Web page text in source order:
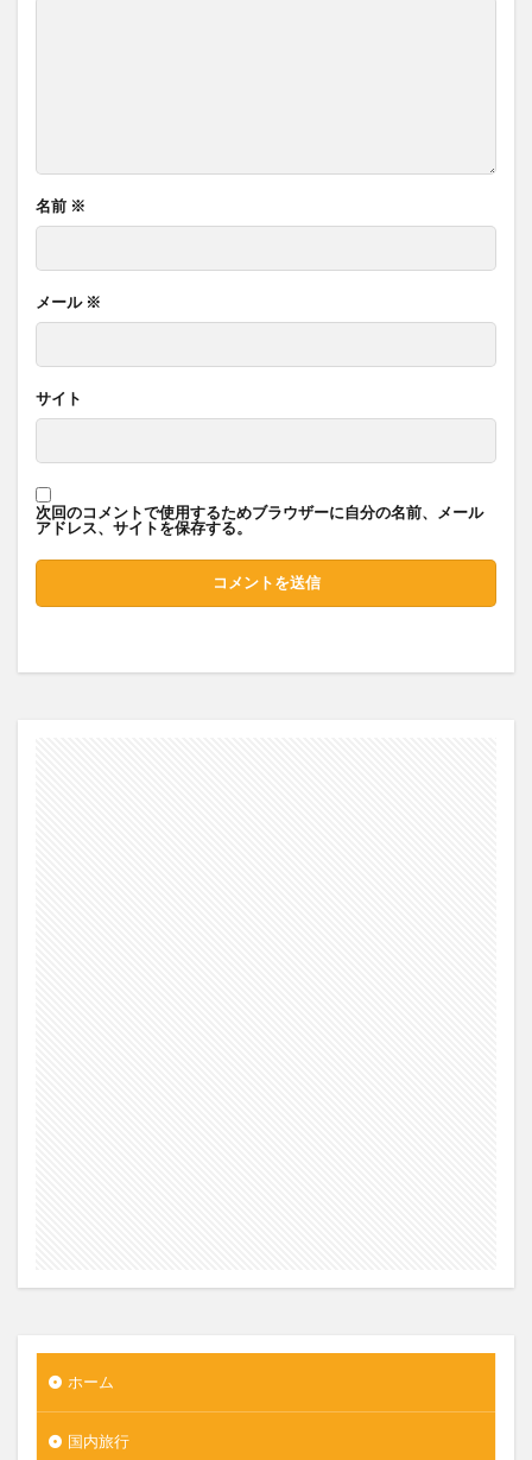
名前 ※
メール ※
サイト
次回のコメントで使用するためブラウザーに自分の名前、メール
アドレス、サイトを保存する。
ホーム
国内旅行